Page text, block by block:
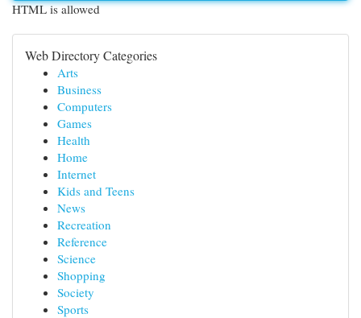
HTML is allowed
Web Directory Categories
Arts
Business
Computers
Games
Health
Home
Internet
Kids and Teens
News
Recreation
Reference
Science
Shopping
Society
Sports